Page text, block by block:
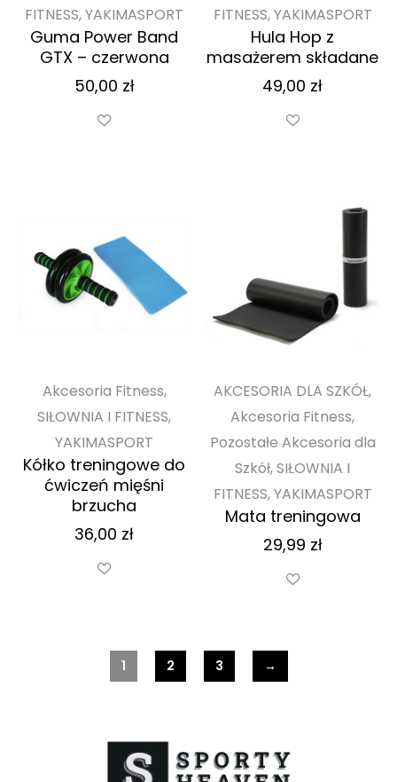
FITNESS, YAKIMASPORT
Guma Power Band
GTX – czerwona
50,00 zł
FITNESS, YAKIMASPORT
Hula Hop z
masażerem składane
49,00 zł
Akcesoria Fitness,
SIŁOWNIA I FITNESS,
YAKIMASPORT
Kółko treningowe do
ćwiczeń mięśni
brzucha
36,00 zł
AKCESORIA DLA SZKÓŁ,
Akcesoria Fitness,
Pozostałe Akcesoria dla
Szkół, SIŁOWNIA I
FITNESS, YAKIMASPORT
Mata treningowa
29,99 zł
1 2 3 →